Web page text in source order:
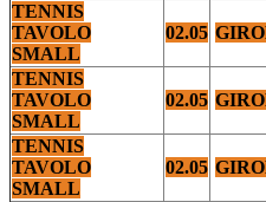
TENNIS
TAVOLO
SMALL
02.05
TENNIS
TAVOLO
SMALL
02.05
TENNIS
TAVOLO
SMALL
02.05